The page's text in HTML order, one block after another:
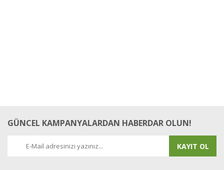
GÜNCEL KAMPANYALARDAN HABERDAR OLUN!
KAYIT OL